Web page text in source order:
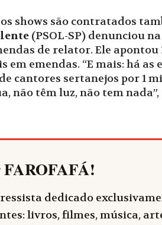
shows são contratados
(PSOL-SP) denunciou
de relator. Ele apontou
emendas. “E mais: há as
cantores sertanejos por 1
não têm luz, não tem
FAROFAFÁ!
dedicado
livros, filmes, música,